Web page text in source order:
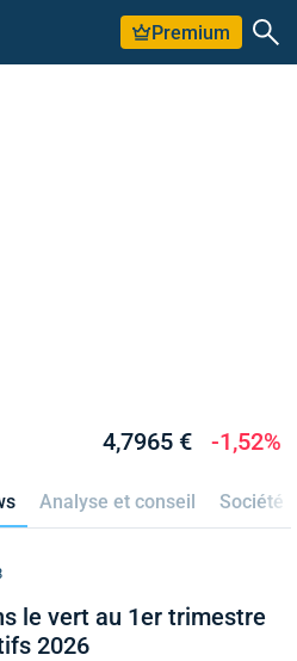
Premium
4,7965 € -1,52%
Analyse et conseil Société
le vert au 1er trimestre
2026